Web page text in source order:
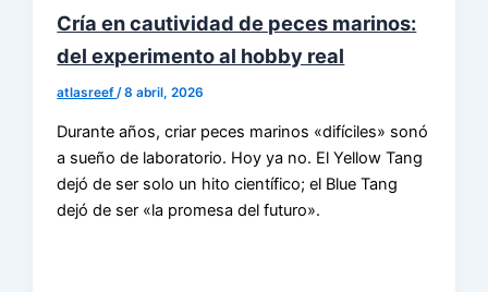
Cría en cautividad de peces marinos:
del experimento al hobby real
atlasreef/8 abril, 2026
Durante años, criar peces marinos «difíciles» sonó
a sueño de laboratorio. Hoy ya no. El Yellow Tang
dejó de ser solo un hito científico; el Blue Tang
dejó de ser «la promesa del futuro».